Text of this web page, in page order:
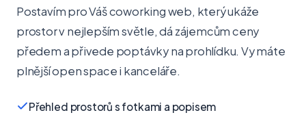
Postavím pro Váš coworking web, který ukáže
prostor v nejlepším světle, dá zájemcům ceny
předem a přivede poptávky na prohlídku. Vy máte
plnější open space i kanceláře.
Přehled prostorů s fotkami a popisem